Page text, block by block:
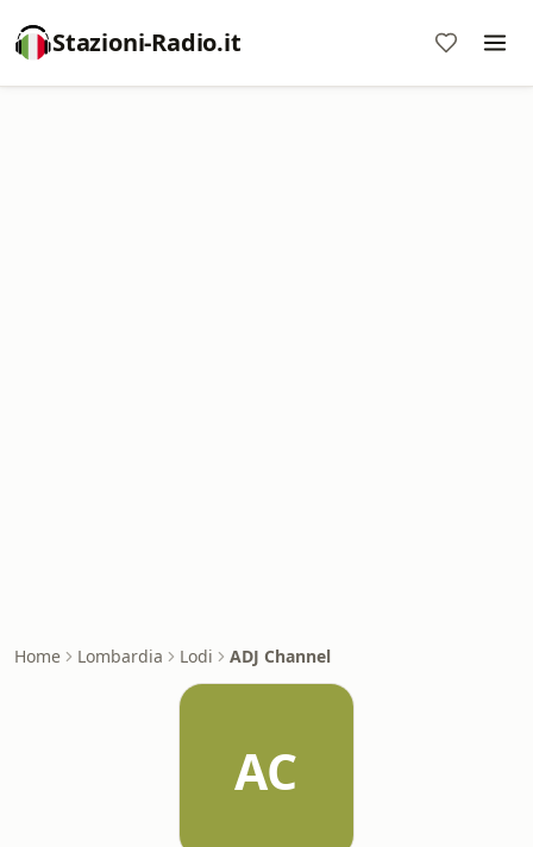
Stazioni-Radio.it
Home Lombardia Lodi ADJ Channel
AC